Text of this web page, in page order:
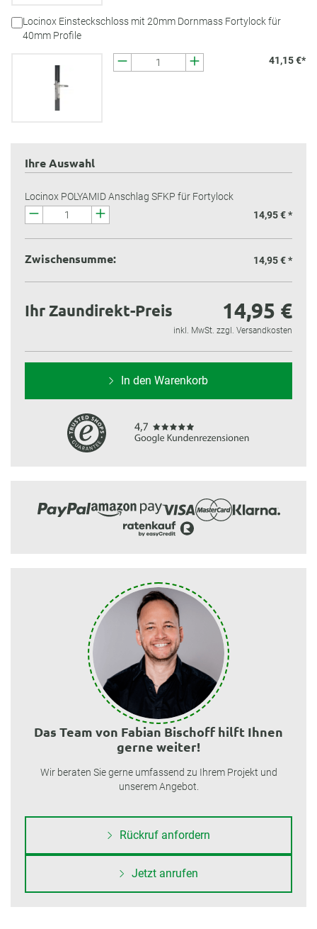
Locinox Einsteckschloss mit 20mm Dornmass Fortylock für
40mm Profile
41,15 €*
Ihre Auswahl
Locinox POLYAMID Anschlag SFKP für Fortylock
14,95 € *
Zwischensumme: 14,95 €*
Ihr Zaundirekt-Preis 14,95 €
inkl. MwSt. zzgl. Versandkosten
In den Warenkorb
Das Team von Fabian Bischoff hilft Ihnen
gerne weiter!
Wir beraten Sie gerne umfassend zu Ihrem Projekt und
unserem Angebot.
Rückruf anfordern
Jetzt anrufen